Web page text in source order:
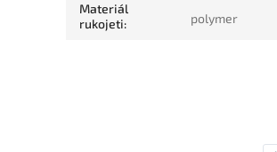
Materiál
rukojeti: polymer